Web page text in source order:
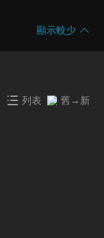
顯示較少
列表 舊→新